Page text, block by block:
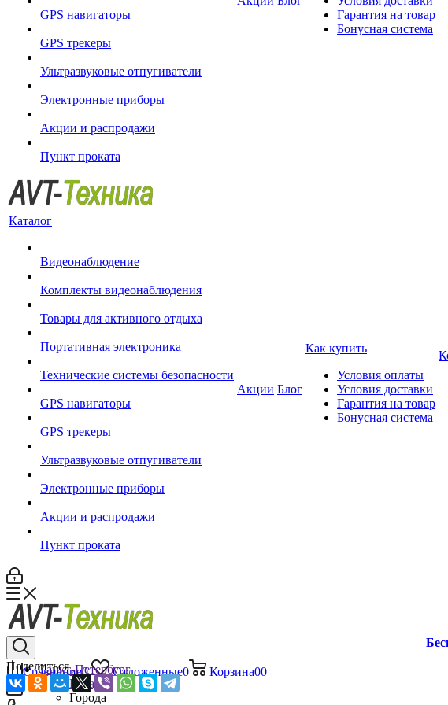
GPS навигаторы
GPS трекеры
Ультразвуковые отпугиватели
Электронные приборы
Акции и распродажи
Пункт проката
Гарантия на товар
Бонусная система
Каталог
Видеонаблюдение
Комплекты видеонаблюдения
Товары для активного отдыха
Портативная электроника
Технические системы безопасности
GPS навигаторы
GPS трекеры
Ультразвуковые отпугиватели
Электронные приборы
Акции и распродажи
Пункт проката
Акции Блог
Как купить
Условия оплаты
Условия доставки
Гарантия на товар
Бонусная система
Сравнение0 Отложенные0 Корзина00
Санкт-Петербург
Назад
Города
Поделиться